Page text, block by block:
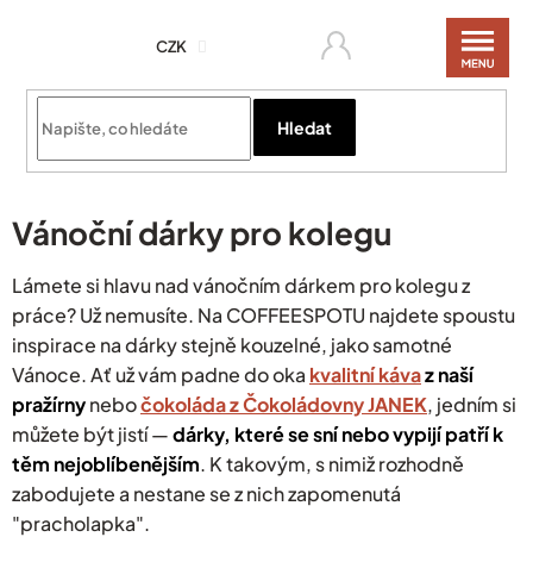
CZK
Hledat
Vánoční dárky pro kolegu
Lámete si hlavu nad vánočním dárkem pro kolegu z
práce? Už nemusíte. Na COFFEESPOTU najdete spoustu
inspirace na dárky stejně kouzelné, jako samotné
Vánoce.Ať už vám padne do oka kvalitní kávaz naší
pražírnynebočokoláda z Čokoládovny JANEK, jedním si
můžete být jistí —dárky, které se sní nebo vypijí patří k
těm nejoblíbenějším. K takovým, s nimiž rozhodně
zabodujete a nestane se z nich zapomenutá
"pracholapka".